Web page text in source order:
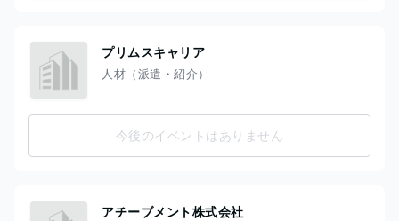
プリムスキャリア
人材（派遣・紹介）
今後のイベントはありません
アチーブメント株式会社